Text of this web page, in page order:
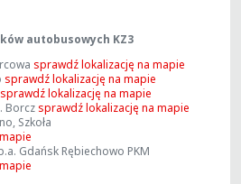
autobusowych KZ3
sprawdź lokalizację na mapie
sprawdź lokalizację na mapie
sprawdź lokalizację na mapie
Borcz sprawdź lokalizację na mapie
Szkoła
Gdańsk Rębiechowo PKM